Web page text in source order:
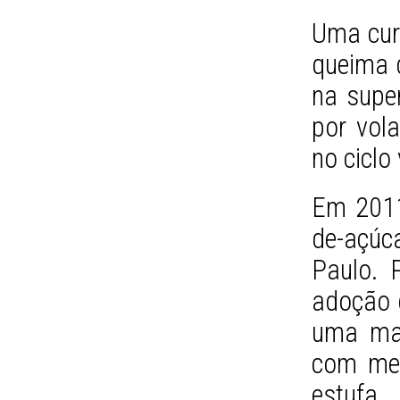
Uma
queima
na
por
no ciclo
Em
de-
Paulo.
adoção
uma
com